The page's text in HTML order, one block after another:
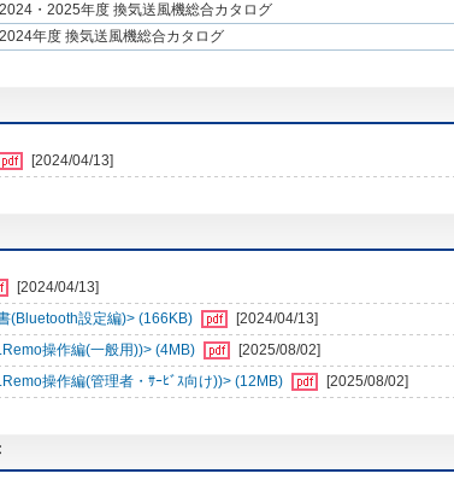
2024・2025年度 換気送風機総合カタログ
2024年度 換気送風機総合カタログ
[2024/04/13]
[2024/04/13]
(Bluetooth設定編)> (166KB)
[2024/04/13]
操作編(一般用))> (4MB)
[2025/08/02]
操作編(管理者・ｻｰﾋﾞｽ向け))> (12MB)
[2025/08/02]